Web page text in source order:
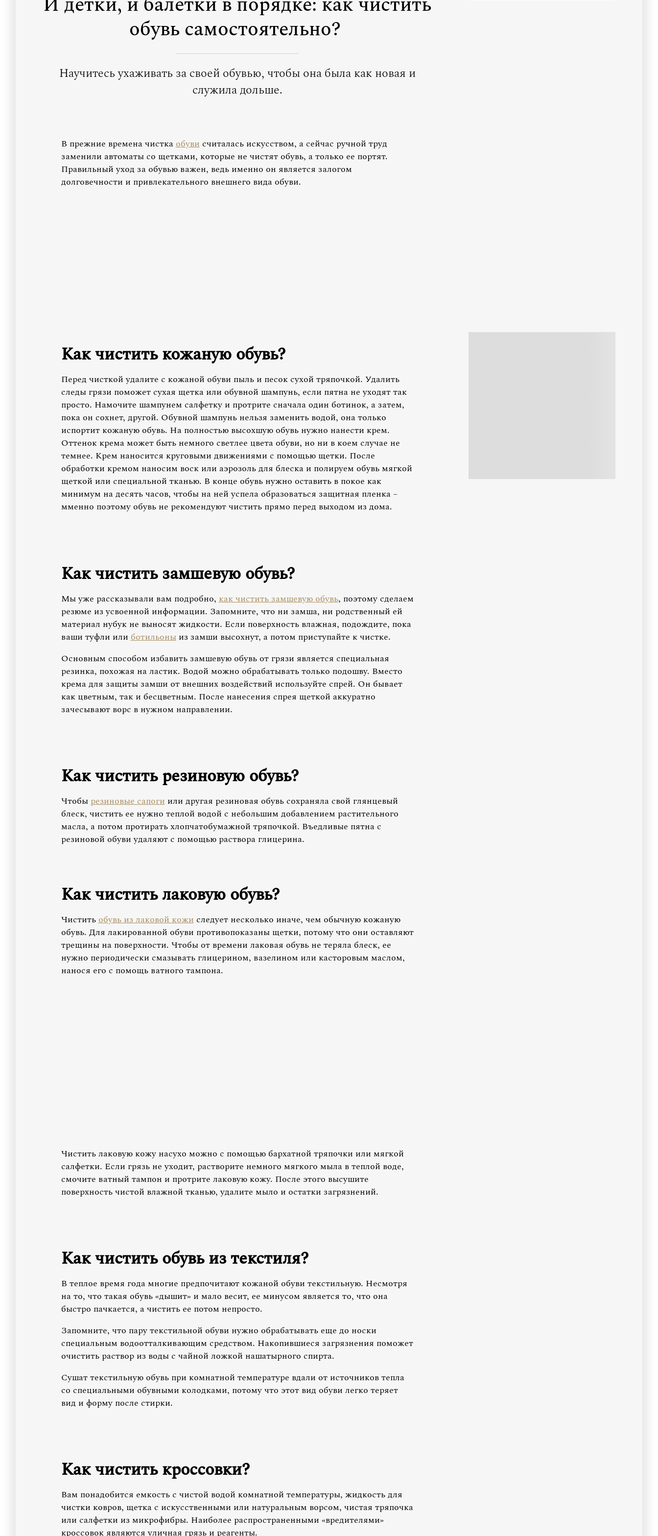
обувь самостоятельно?
Научитесь ухаживать за своей обувью, чтобы она была как новая и
служила дольше.
В прежние времена чисткаобувисчиталась искусством, а сейчас ручной труд
заменили автоматы со щетками, которые не чистят обувь, а только ее портят.
Правильный уход за обувью важен, ведь именно он является залогом
долговечности и привлекательного внешнего вида обуви.
Как чистить кожаную обувь?
Перед чисткой удалите с кожаной обуви пыль и песок сухой тряпочкой. Удалить
следы грязи поможет сухая щетка или обувной шампунь, если пятна не уходят так
просто. Намочите шампунем салфетку и протрите сначала один ботинок, а затем,
пока он сохнет, другой. Обувной шампунь нельзя заменить водой, она только
испортит кожаную обувь. На полностью высохшую обувь нужно нанести крем.
Оттенок крема может быть немного светлее цвета обуви, но ни в коем случае не
темнее. Крем наносится круговыми движениями с помощью щетки. После
обработки кремом наносим воск или аэрозоль для блеска и полируем обувь мягкой
щеткой или специальной тканью. В конце обувь нужно оставить в покое как
минимум на десять часов, чтобы на ней успела образоваться защитная пленка –
мменно поэтому обувь не рекомендуют чистить прямо перед выходом из дома.
Как чистить замшевую обувь?
Мы уже рассказывали вам подробно,как чистить замшевую обувь, поэтому сделаем
резюме из усвоенной информации. Запомните, что ни замша, ни родственный ей
материал нубук не выносят жидкости. Если поверхность влажная, подождите, пока
ваши туфли илиботильоныиз замши высохнут, а потом приступайте к чистке.
Основным способом избавить замшевую обувь от грязи является специальная
резинка, похожая на ластик. Водой можно обрабатывать только подошву. Вместо
крема для защиты замши от внешних воздействий используйте спрей. Он бывает
как цветным, так и бесцветным. После нанесения спрея щеткой аккуратно
зачесывают ворс в нужном направлении.
Как чистить резиновую обувь?
Чтобырезиновые сапогиили другая резиновая обувь сохраняла свой глянцевый
блеск, чистить ее нужно теплой водой с небольшим добавлением растительного
масла, а потом протирать хлопчатобумажной тряпочкой. Въедливые пятна с
резиновой обуви удаляют с помощью раствора глицерина.
Как чистить лаковую обувь?
Чиститьобувь из лаковой кожиследует несколько иначе, чем обычную кожаную
обувь. Для лакированной обуви противопоказаны щетки, потому что они оставляют
трещины на поверхности. Чтобы от времени лаковая обувь не теряла блеск, ее
нужно периодически смазывать глицерином, вазелином или касторовым маслом,
нанося его с помощь ватного тампона.
Чистить лаковую кожу насухо можно с помощью бархатной тряпочки или мягкой
салфетки. Если грязь не уходит, растворите немного мягкого мыла в теплой воде,
смочите ватный тампон и протрите лаковую кожу. После этого высушите
поверхность чистой влажной тканью, удалите мыло и остатки загрязнений.
Как чистить обувь из текстиля?
В теплое время года многие предпочитают кожаной обуви текстильную. Несмотря
на то, что такая обувь «дышит» и мало весит, ее минусом является то, что она
быстро пачкается, а чистить ее потом непросто.
Запомните, что пару текстильной обуви нужно обрабатывать еще до носки
специальным водоотталкивающим средством. Накопившиеся загрязнения поможет
очистить раствор из воды с чайной ложкой нашатырного спирта.
Сушат текстильную обувь при комнатной температуре вдали от источников тепла
со специальными обувными колодками, потому что этот вид обуви легко теряет
вид и форму после стирки.
Как чистить кроссовки?
Вам понадобится емкость с чистой водой комнатной температуры, жидкость для
чистки ковров, щетка с искусственными или натуральным ворсом, чистая тряпочка
или салфетки из микрофибры. Наиболее распространенными «вредителями»
кроссовок являются уличная грязь и реагенты.